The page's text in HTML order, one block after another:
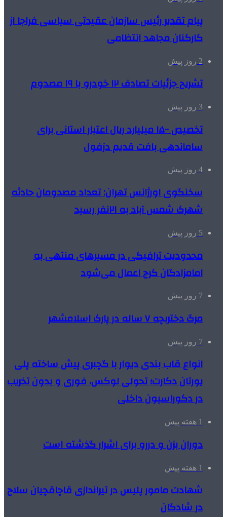
پیام تقدیر رئیس سازمان عقیدتی سیاسی فراجا از
کارکنان مجاهد انتظامی
2 روز پیش
تشریح جزئیات تصادف ۱۲ خودرو با ۱۹ مصدوم
3 روز پیش
تخصیص ۱۵۰۰ میلیارد ریال اعتبار استانی برای
ساماندهی بافت قدیم دزفول
4 روز پیش
سخنگوی اورژانس تهران: تعداد مصدومان حادثه
شهرک شمس آباد به ۲۱نفر رسید
5 روز پیش
محدودیت ترافیکی در مسیرهای منتهی به
امامزادگان کرج اعمال می‌شود
7 روز پیش
مرگ دختربچه ۷ ساله در پارک اسلامشهر
7 روز پیش
انواع قاب بندی دیوار با گچبری پیش ساخته پلی
یورتان دکارت؛ تحولی لوکس، فوری و بدون تخریب
در دکوراسیون داخلی
1 هفته پیش
دوران بزن و دررو برای اشرار گذشته است
1 هفته پیش
شهادت مامور پلیس در تیراندازی قاچاقچیان سلاح
در شادگان